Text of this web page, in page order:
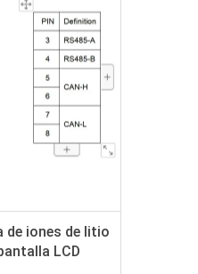
de iones de litio
LCD